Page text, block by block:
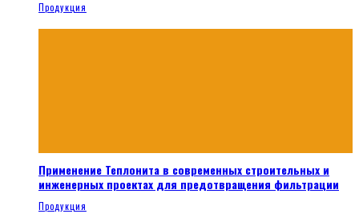
Продукция
Применение Теплонита в современных строительных и
инженерных проектах для предотвращения фильтрации
Продукция